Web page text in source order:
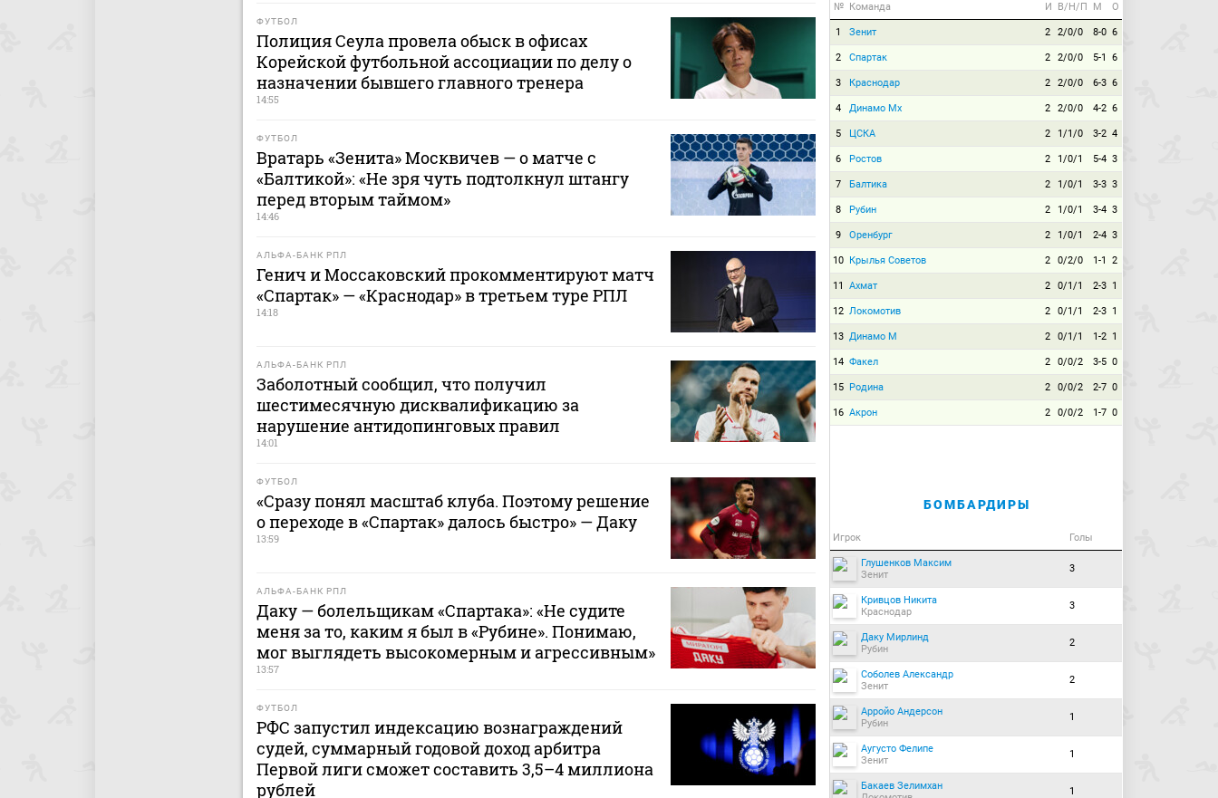
ФУТБОЛ
Полиция Сеула провела обыск в офисах
Корейской футбольной ассоциации по делу о
назначении бывшего главного тренера
14:55
ФУТБОЛ
Вратарь «Зенита» Москвичев — о матче с
«Балтикой»: «Не зря чуть подтолкнул штангу
перед вторым таймом»
14:46
АЛЬФА-БАНК РПЛ
Генич и Моссаковский прокомментируют матч
«Спартак» — «Краснодар» в третьем туре РПЛ
14:18
АЛЬФА-БАНК РПЛ
Заболотный сообщил, что получил
шестимесячную дисквалификацию за
нарушение антидопинговых правил
14:01
ФУТБОЛ
«Сразу понял масштаб клуба. Поэтому решение
о переходе в «Спартак» далось быстро» — Даку
13:59
АЛЬФА-БАНК РПЛ
Даку — болельщикам «Спартака»: «Не судите
меня за то, каким я был в «Рубине». Понимаю,
мог выглядеть высокомерным и агрессивным»
13:57
ФУТБОЛ
РФС запустил индексацию вознаграждений
судей, суммарный годовой доход арбитра
Первой лиги сможет составить 3,5–4 миллиона
рублей
№ Команда И В/Н/П М О
1 Зенит 2 2/0/0 8-0 6
2 Спартак 2 2/0/0 5-1 6
3 Краснодар 2 2/0/0 6-3 6
4 Динамо Мх 2 2/0/0 4-2 6
5 ЦСКА 2 1/1/0 3-2 4
6 Ростов 2 1/0/1 5-4 3
7 Балтика 2 1/0/1 3-3 3
8 Рубин 2 1/0/1 3-4 3
9 Оренбург 2 1/0/1 2-4 3
10 Крылья Советов 2 0/2/0 1-1 2
11 Ахмат 2 0/1/1 2-3 1
12 Локомотив 2 0/1/1 2-3 1
13 Динамо М 2 0/1/1 1-2 1
14 Факел 2 0/0/2 3-5 0
15 Родина 2 0/0/2 2-7 0
16 Акрон 2 0/0/2 1-7 0
БОМБАРДИРЫ
Игрок Голы
Глушенков Максим
Зенит
3
Кривцов Никита
Краснодар
3
Даку Мирлинд
Рубин
2
Соболев Александр
Зенит
2
Арройо Андерсон
Рубин
1
Аугусто Фелипе
Зенит
1
Бакаев Зелимхан
1